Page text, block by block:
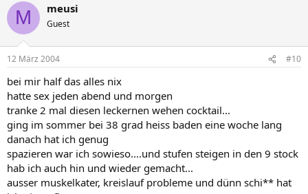
M meusi
Guest
12 März 2004 #10
bei mir half das alles nix
hatte sex jeden abend und morgen
tranke 2 mal diesen leckernen wehen cocktail...
ging im sommer bei 38 grad heiss baden eine woche lang
danach hat ich genug
spazieren war ich sowieso....und stufen steigen in den 9 stock
hab ich auch hin und wieder gemacht...
ausser muskelkater, kreislauf probleme und dünn schi** hat